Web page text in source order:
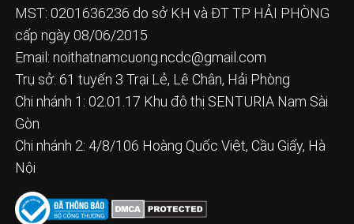
MST: 0201636236 do sở KH và ĐT TP HẢI PHÒNG
cấp ngày 08/06/2015
Email: noithatnamcuong.ncdc@gmail.com
Trụ sở: 61 tuyến 3 Trại Lẻ, Lê Chân, Hải Phòng
Chi nhánh 1: 02.01.17 Khu đô thị SENTURIA Nam Sài
Gòn
Chi nhánh 2: 4/8/106 Hoàng Quốc Việt, Cầu Giấy, Hà
Nội